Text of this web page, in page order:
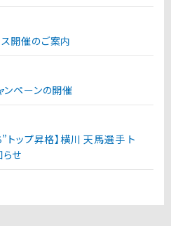
開催のご案内
ンペーンの開催
トップ昇格】横川 天馬選手 ト
せ